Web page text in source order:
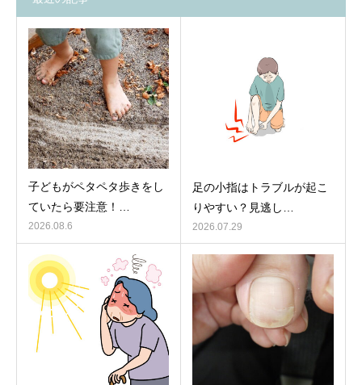
子どもがペタペタ歩きをし
ていたら要注意！…
2026.08.6
足の小指はトラブルが起こ
りやすい？見逃し…
2026.07.29